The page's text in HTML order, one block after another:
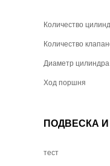
Количество
Количество
Диаметр цилиндра
Ход поршня
ПОДВЕСКА
тест